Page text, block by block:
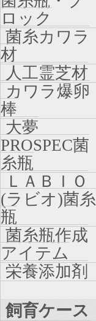
ロック
菌糸カワラ
材
人工霊芝材
カワラ爆卵
棒
大夢
PROSPEC菌
糸瓶
ＬＡＢＩＯ
(ラビオ)菌糸
瓶
菌糸瓶作成
アイテム
栄養添加剤
飼育ケース